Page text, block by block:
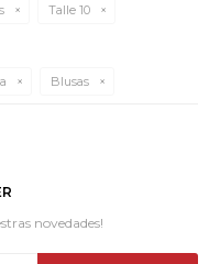
Talle 10
Blusas
novedades!